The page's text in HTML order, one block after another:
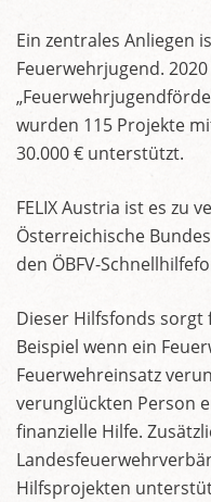
Ein zentrales Anliegen
Feuerwehrjugend.
wurden 115 Projekte
30.000 € unterstützt.
FELIX Austria ist es zu
Österreichische
den ÖBFV-
Dieser Hilfsfonds sorgt
Beispiel wenn ein
Feuerwehreinsatz
verunglückten Person
finanzielle Hilfe.
Hilfsprojekten